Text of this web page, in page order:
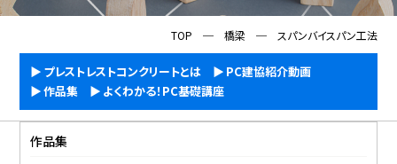
TOP ─ 橋梁 ─ スパンバイスパン工法
プレストレストコンクリートとは
PC建協紹介動画
作品集
よくわかる！PC基礎講座
作品集